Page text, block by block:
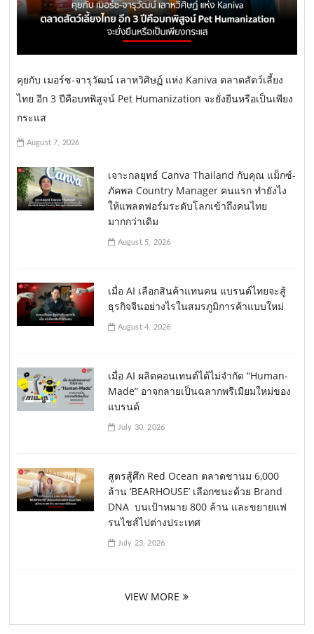
คุยกับ เมอร์ซ-จารุวัฒน์ เลาหวิศิษฏ์ แห่ง Kaniva ตลาดสัตว์เลี้ยง
ไทย อีก 3 ปีคือบทพิสูจน์ Pet Humanization จะยั่งยืนหรือเป็นเพียง
กระแส
August 7, 2026
เจาะกลยุทธ์ Canva Thailand กับคุณ แม็กซ์-
ภัคพล Country Manager คนแรก ทำยังไง
ให้แพลตฟอร์มระดับโลกเข้าถึงคนไทย
มากกว่าเดิม
August 5, 2026
เมื่อ AI เลือกสินค้าแทนคน แบรนด์ไทยจะสู้
ธุรกิจจีนอย่างไรในสมรภูมิการค้าแบบใหม่
August 4, 2026
เมื่อ AI ผลิตคอนเทนต์ได้ไม่จำกัด “Human-
Made” อาจกลายเป็นฉลากพรีเมียมใหม่ของ
แบรนด์
July 30, 2026
สูตรสู้ศึก Red Ocean ตลาดชานม 6,000
ล้าน ‘BEARHOUSE’ เลือกชนะด้วย Brand
DNA บนเป้าหมาย 800 ล้าน และขยายแฟ
รนไชส์ไปต่างประเทศ
July 23, 2026
VIEW MORE